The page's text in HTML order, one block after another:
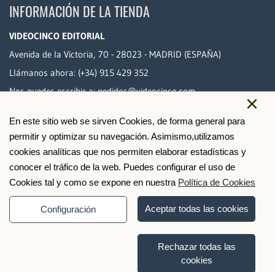
×
En este sitio web se sirven Cookies, de forma general para
permitir y optimizar su navegación. Asimismo,utilizamos
cookies analíticas que nos permiten elaborar estadísticas y
conocer el tráfico de la web. Puedes configurar el uso de
Cookies tal y como se expone en nuestra Política de Cookies
Configuración Aceptar todas las cookies
Rechazar todas las
cookies
INFORMACIÓN DE LA TIENDA
VIDEOCINCO EDITORIAL
Avenida de la Victoria, 70 - 28023 - MADRID (ESPAÑA)
Llámanos ahora: (+34) 915 429 352
Nos puedes escribir a:pedidos@videocinco.com
PAGO SEGURO